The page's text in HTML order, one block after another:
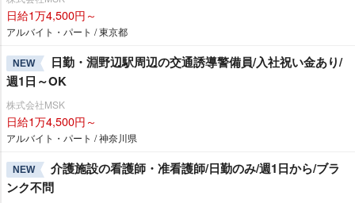
日給1万4,500円～
アルバイト・パート / 東京都
NEW
日勤・淵野辺駅周辺の交通誘導警備員/入社祝い金あり/
週1日～OK
株式会社MSK
日給1万4,500円～
アルバイト・パート / 神奈川県
NEW
介護施設の看護師・准看護師/日勤のみ/週1日から/ブラ
ンク不問